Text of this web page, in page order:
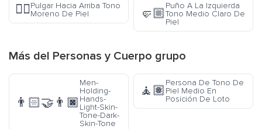
👍🏿Pulgar Hacia Arriba Tono
Moreno De Piel
🤛🏼
Puño A La Izquierda
Tono Medio Claro De
Piel
Más del Personas y Cuerpo grupo
👨🏻‍🤝‍👨🏿
Men-
Holding-
Hands-
Light-Skin-
Tone-Dark-
Skin-Tone
🧘🏽
Persona De Tono De
Piel Medio En
Posición De Loto